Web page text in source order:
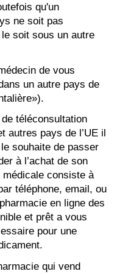
qu'un
ne soit pas
soit sous un autre
de vous
un autre pays de
téléconsultation
autres pays de l’UE il
souhaite de passer
à l’achat de son
consiste à
téléphone, email, ou
en ligne des
et prêt a vous
pour une
qui vend